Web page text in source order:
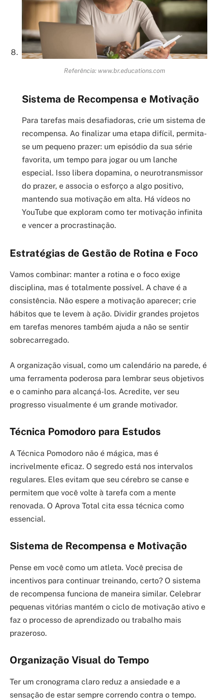
Referência: www.br.educations.com
Sistema de Recompensa e Motivação
Para tarefas mais desafiadoras, crie um sistema de
recompensa. Ao finalizar uma etapa difícil, permita-
se um pequeno prazer: um episódio da sua série
favorita, um tempo para jogar ou um lanche
especial. Isso libera dopamina, o neurotransmissor
do prazer, e associa o esforço a algo positivo,
mantendo sua motivação em alta. Há vídeos no
YouTube que exploram como ter motivação infinita
e vencer a procrastinação.
Estratégias de Gestão de Rotina e Foco
Vamos combinar: manter a rotina e o foco exige
disciplina, mas é totalmente possível. A chave é a
consistência. Não espere a motivação aparecer; crie
hábitos que te levem à ação. Dividir grandes projetos
em tarefas menores também ajuda a não se sentir
sobrecarregado.
A organização visual, como um calendário na parede, é
uma ferramenta poderosa para lembrar seus objetivos
e o caminho para alcançá-los. Acredite, ver seu
progresso visualmente é um grande motivador.
Técnica Pomodoro para Estudos
A Técnica Pomodoro não é mágica, mas é
incrivelmente eficaz. O segredo está nos intervalos
regulares. Eles evitam que seu cérebro se canse e
permitem que você volte à tarefa com a mente
renovada. O Aprova Total cita essa técnica como
essencial.
Sistema de Recompensa e Motivação
Pense em você como um atleta. Você precisa de
incentivos para continuar treinando, certo? O sistema
de recompensa funciona de maneira similar. Celebrar
pequenas vitórias mantém o ciclo de motivação ativo e
faz o processo de aprendizado ou trabalho mais
prazeroso.
Organização Visual do Tempo
Ter um cronograma claro reduz a ansiedade e a
sensação de estar sempre correndo contra o tempo.